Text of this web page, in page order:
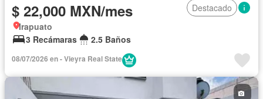
$ 22,000 MXN/mes
Destacado
Irapuato
3 Recámaras
2.5 Baños
08/07/2026 en - Vieyra Real State